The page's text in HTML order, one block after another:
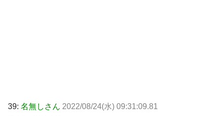
39: 名無しさん 2022/08/24(水) 09:31:09.81